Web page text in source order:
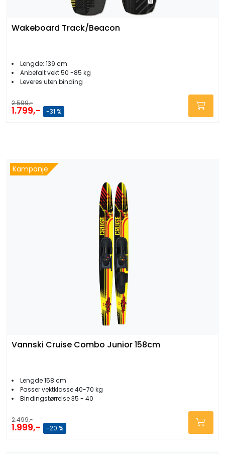
Wakeboard Track/Beacon
Lengde: 139 cm
Anbefalt vekt 50 -85 kg
Leveres uten binding
2.599,-
1.799,- -31 %
Kampanje
Vannski Cruise Combo Junior 158cm
Lengde 158 cm
Passer vektklasse 40-70 kg
Bindingstørrelse 35 - 40
2.499,-
1.999,- -20 %